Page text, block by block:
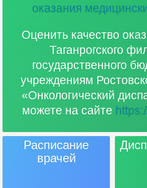
оказания
Оценить качество
Таганрогского
государственного
учреждениям
«Онкологический
можете на сайте
Расписание
врачей